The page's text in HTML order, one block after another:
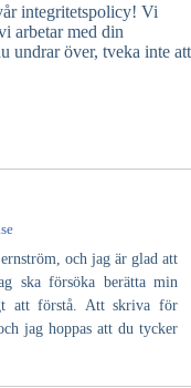
integritetspolicy! Vi
arbetar med din
undrar över, tveka inte att
och jag är glad att
ska försöka berätta min
att förstå. Att skriva för
jag hoppas att du tycker